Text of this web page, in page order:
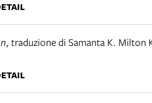
, traduzione di Samanta K. Milton